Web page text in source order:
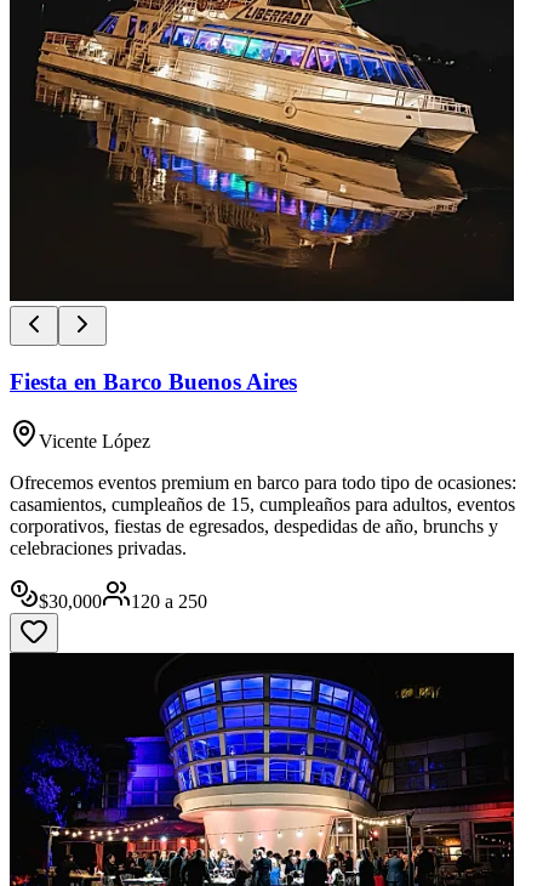
Fiesta en Barco Buenos Aires
Vicente López
Ofrecemos eventos premium en barco para todo tipo de ocasiones:
casamientos, cumpleaños de 15, cumpleaños para adultos, eventos
corporativos, fiestas de egresados, despedidas de año, brunchs y
celebraciones privadas.
$30,000 120 a 250